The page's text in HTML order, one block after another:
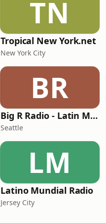
TN
Tropical New York.net
New York City
BR
Big R Radio - Latin Merengue
Seattle
LM
Latino Mundial Radio
Jersey City